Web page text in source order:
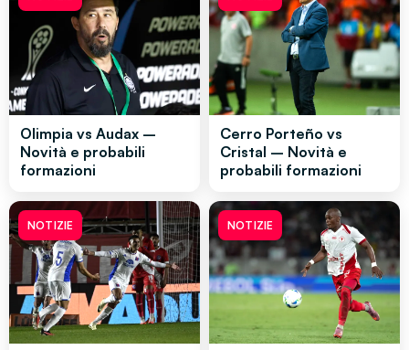
Olimpia vs Audax –
Novità e probabili
formazioni
Cerro Porteño vs
Cristal – Novità e
probabili formazioni
NOTIZIE NOTIZIE